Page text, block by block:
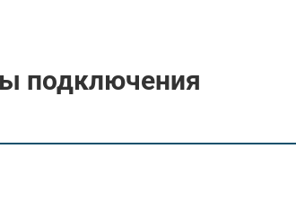
подключения